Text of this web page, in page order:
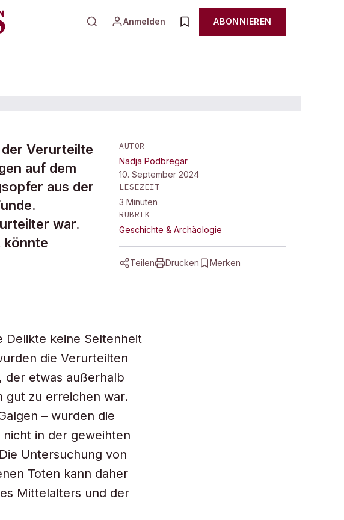
Anmelden ABONNIEREN
Verurteilte
auf dem
aus der
war.
könnte
AUTOR
Nadja Podbregar
10. September 2024
LESEZEIT
3 Minuten
RUBRIK
Geschichte & Archäologie
Teilen Drucken Merken
Delikte keine Seltenheit
die Verurteilten
der etwas außerhalb
gut zu erreichen war.
– wurden die
in der geweihten
Untersuchung von
Toten kann daher
Mittelalters und der